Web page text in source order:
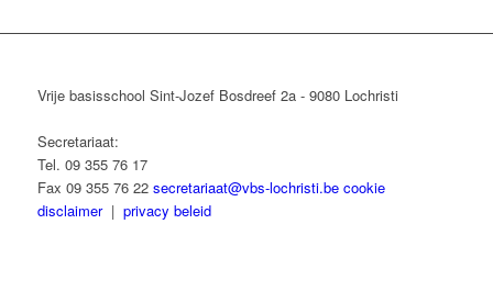
Vrije basisschool Sint-Jozef Bosdreef 2a - 9080 Lochristi
Secretariaat:
Tel. 09 355 76 17
Fax 09 355 76 22 secretariaat@vbs-lochristi.be cookie
disclaimer| privacy beleid